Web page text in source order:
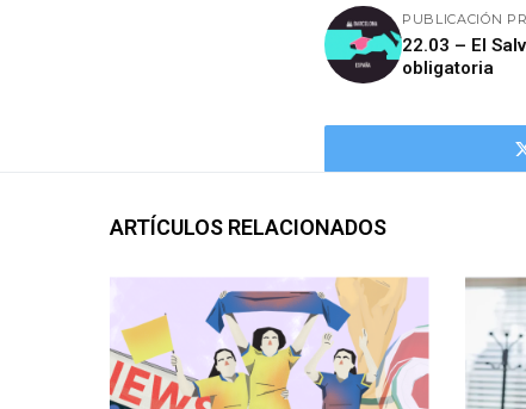
PUBLICACIÓN
22.03 – El
obligatoria
ARTÍCULOS RELACIONADOS